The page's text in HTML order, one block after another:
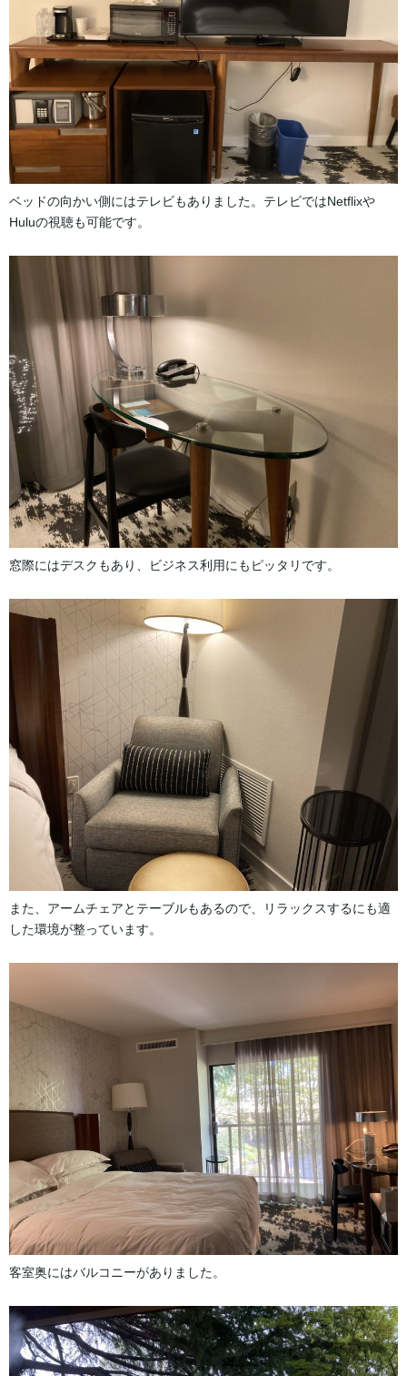
ベッドの向かい側にはテレビもありました。テレビではNetflixや
Huluの視聴も可能です。
窓際にはデスクもあり、ビジネス利用にもピッタリです。
また、アームチェアとテーブルもあるので、リラックスするにも適
した環境が整っています。
客室奥にはバルコニーがありました。